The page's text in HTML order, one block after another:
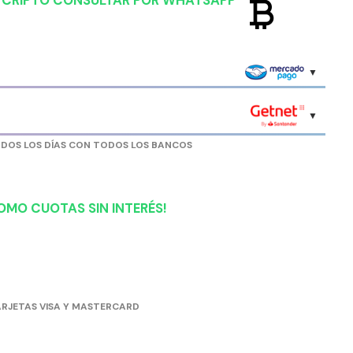
currency_bitcoin
LOS DÍAS CON TODOS LOS BANCOS
CUOTAS SIN INTERÉS!
VISA Y MASTERCARD